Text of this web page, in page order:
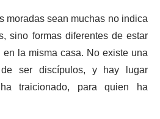
moradas sean muchas no indica
sino formas diferentes de estar
la misma casa. No existe una
ser discípulos, y hay lugar
traicionado, para quien ha